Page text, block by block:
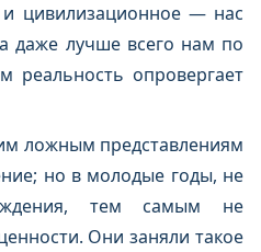
и цивилизационное — нас
даже лучше всего нам по
реальность опровергает
ложным представлениям
но в молодые годы, не
тем самым не
Они заняли такое